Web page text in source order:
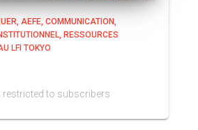
AEFE COMMUNICATION
RESSOURCES
LFI TOKYO
restricted to subscribers